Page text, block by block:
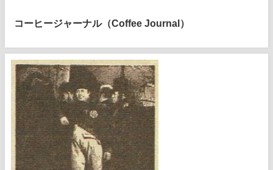
コーヒージャーナル（Coffee Journal）